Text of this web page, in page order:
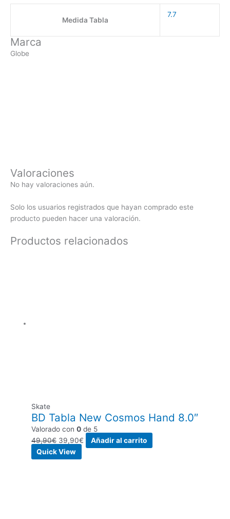
Medida Tabla
7.7
Marca
Globe
Valoraciones
No hay valoraciones aún.
Solo los usuarios registrados que hayan comprado este
producto pueden hacer una valoración.
Productos relacionados
Skate
BD Tabla New Cosmos Hand 8.0″
Valorado con0 de 5
49,90€ 39,90€
Añadir al carrito
Quick View